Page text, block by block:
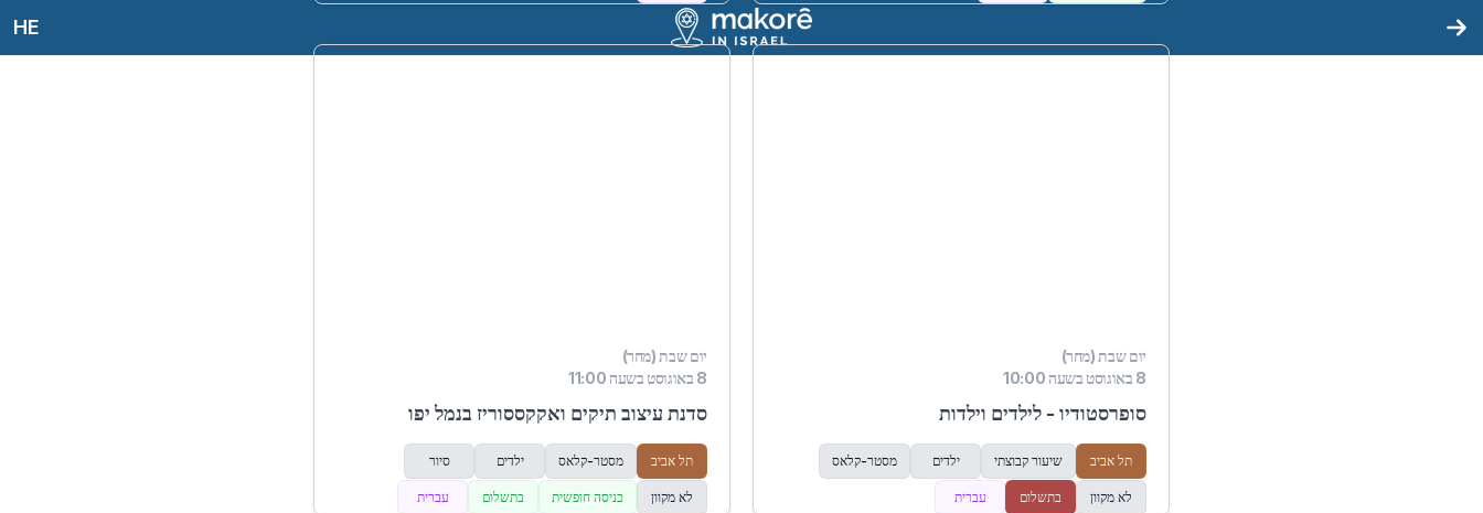
HE
יום שבת (מחר)
8 באוגוסט בשעה 10:00
סופרסטודיו - לילדים וילדות
תל אביב שיעור קבוצתי ילדים מסטר-קלאס
לא מקוון בתשלום עברית
יום שבת (מחר)
8 באוגוסט בשעה 11:00
סדנת עיצוב תיקים ואקקססוריז בנמל יפו
תל אביב מסטר-קלאס ילדים סיור
לא מקוון כניסה חופשית בתשלום עברית